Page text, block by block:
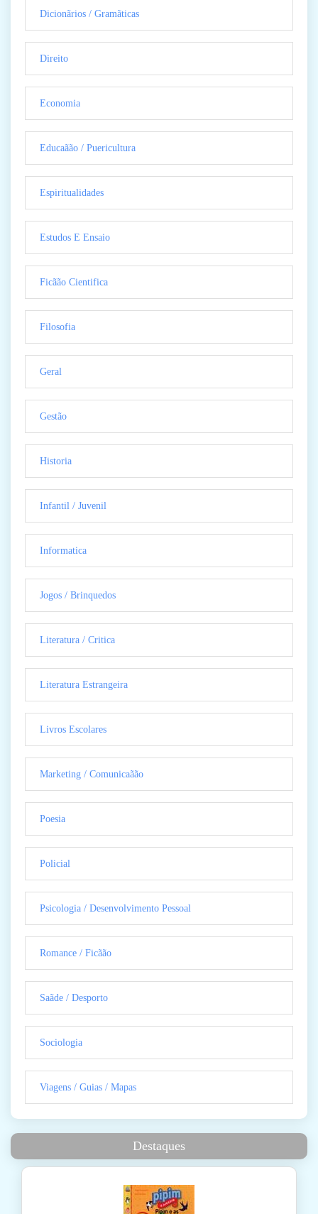
Dicionãrios / Gramãticas
Direito
Economia
Educaãão / Puericultura
Espiritualidades
Estudos E Ensaio
Ficãão Cientifica
Filosofia
Geral
Gestão
Historia
Infantil / Juvenil
Informatica
Jogos / Brinquedos
Literatura / Critica
Literatura Estrangeira
Livros Escolares
Marketing / Comunicaãão
Poesia
Policial
Psicologia / Desenvolvimento Pessoal
Romance / Ficãão
Saãde / Desporto
Sociologia
Viagens / Guias / Mapas
Destaques